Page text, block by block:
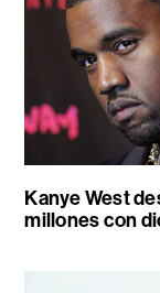
Kanye West
millones con